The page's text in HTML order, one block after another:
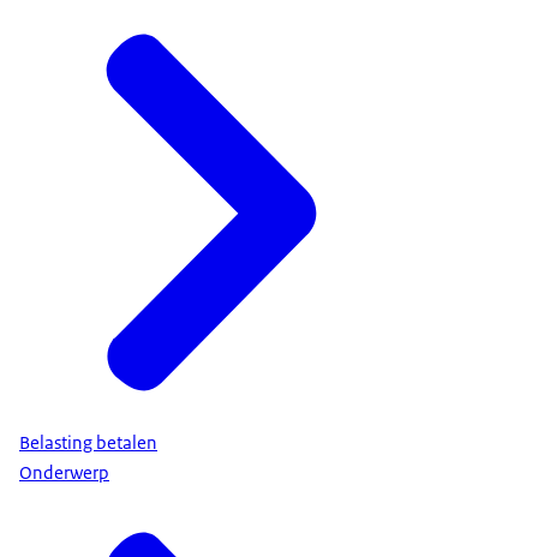
Belasting betalen
Onderwerp